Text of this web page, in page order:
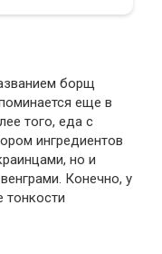
борщ
еще в
того, еда с
ингредиентов
но и
Конечно, у